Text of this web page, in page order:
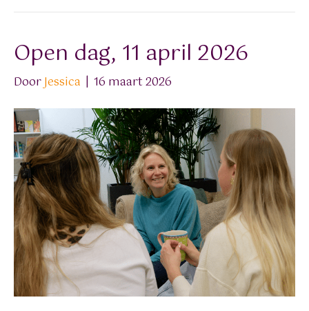
Open dag, 11 april 2026
DoorJessica | 16 maart 2026